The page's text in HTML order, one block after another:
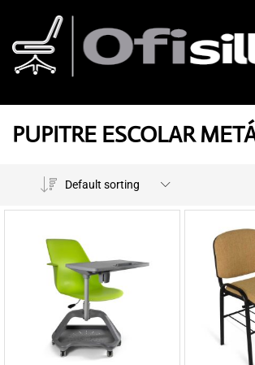
PUPITRE ESCOLAR
Default sorting